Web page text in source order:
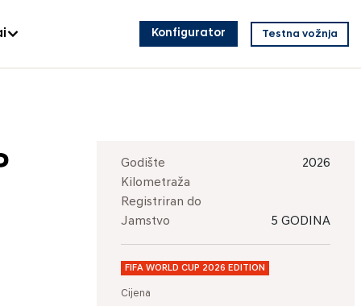
Konfigurator Testna vožnja
Godište
2026
Kilometraža
Registriran do
Jamstvo
5 GODINA
FIFA WORLD CUP 2026 EDITION
Cijena